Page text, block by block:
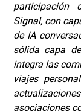
participación
Signal, con
de IA
sólida capa
integra las
viajes
asociaciones